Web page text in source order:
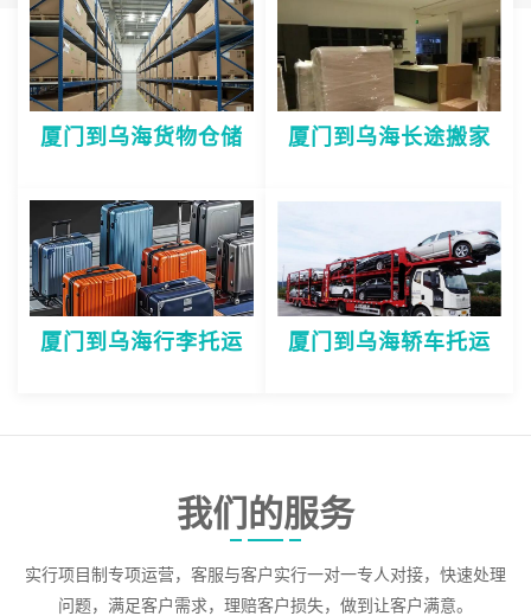
厦门到乌海货物仓储 厦门到乌海长途搬家
厦门到乌海行李托运 厦门到乌海轿车托运
我们的服务
实行项目制专项运营，客服与客户实行一对一专人对接，快速处理
问题，满足客户需求，理赔客户损失，做到让客户满意。